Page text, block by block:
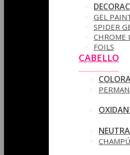
GEL
SPIDER
CHROME
FOILS
CABELLO